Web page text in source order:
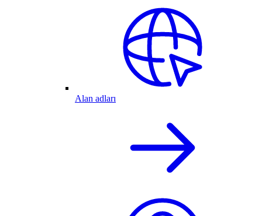
Alan adları